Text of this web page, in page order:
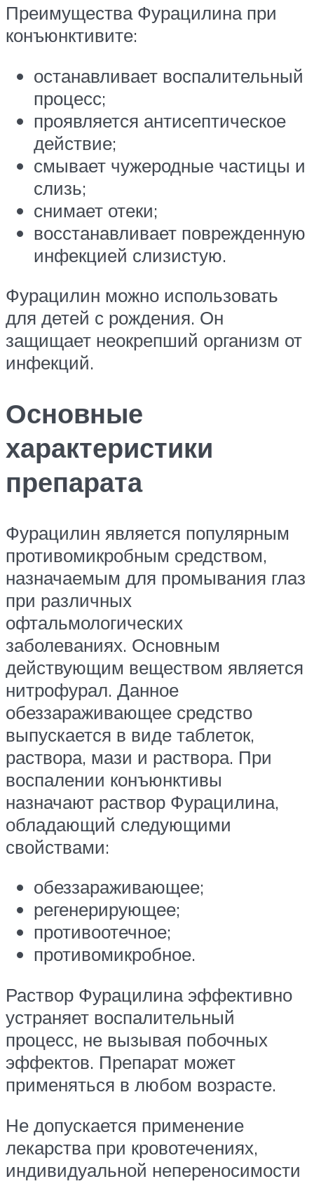
Преимущества Фурацилина при
конъюнктивите:
останавливает воспалительный
процесс;
проявляется антисептическое
действие;
смывает чужеродные частицы и
слизь;
снимает отеки;
восстанавливает поврежденную
инфекцией слизистую.
Фурацилин можно использовать
для детей с рождения. Он
защищает неокрепший организм от
инфекций.
Основные
характеристики
препарата
Фурацилин является популярным
противомикробным средством,
назначаемым для промывания глаз
при различных
офтальмологических
заболеваниях. Основным
действующим веществом является
нитрофурал. Данное
обеззараживающее средство
выпускается в виде таблеток,
раствора, мази и раствора. При
воспалении конъюнктивы
назначают раствор Фурацилина,
обладающий следующими
свойствами:
обеззараживающее;
регенерирующее;
противоотечное;
противомикробное.
Раствор Фурацилина эффективно
устраняет воспалительный
процесс, не вызывая побочных
эффектов. Препарат может
применяться в любом возрасте.
Не допускается применение
лекарства при кровотечениях,
индивидуальной непереносимости